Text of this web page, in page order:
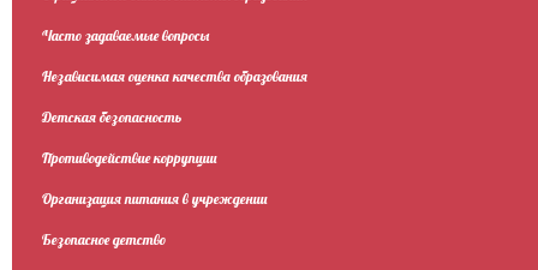
Часто задаваемые вопросы
Независимая оценка качества образования
Детская безопасность
Противодействие коррупции
Организация питания в учреждении
Безопасное детство